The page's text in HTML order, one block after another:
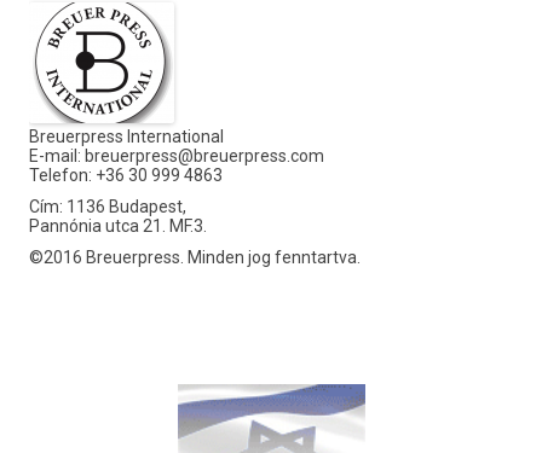
Breuerpress International
E-mail: breuerpress@breuerpress.com
Telefon: +36 30 999 4863
Cím: 1136 Budapest,
Pannónia utca 21. MF.3.
©2016 Breuerpress. Minden jog fenntartva.